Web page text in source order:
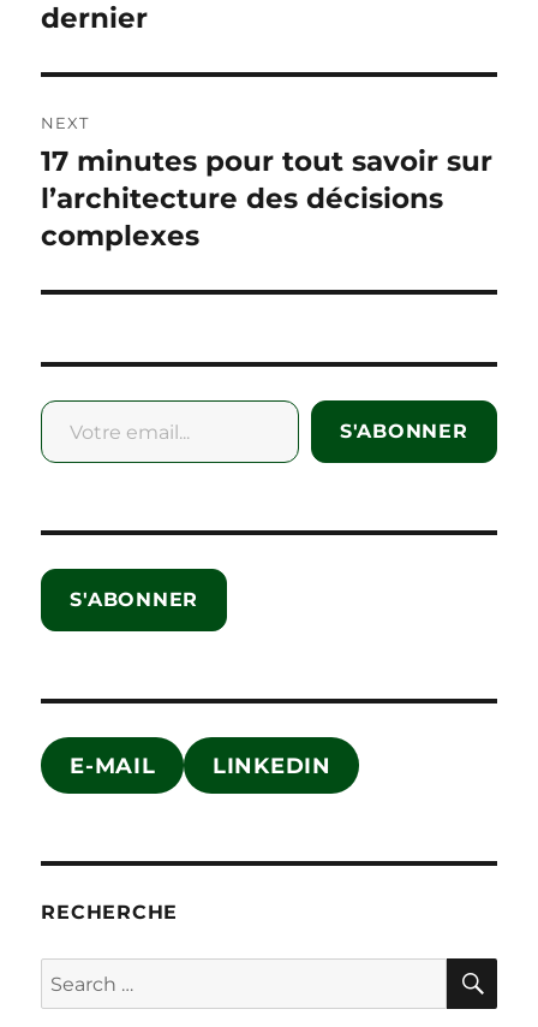
post:
dernier
NEXT
Next
post:
17 minutes pour tout savoir sur
l’architecture des décisions
complexes
Votre email...
S'ABONNER
S'ABONNER
E-MAIL LINKEDIN
RECHERCHE
Search
for: